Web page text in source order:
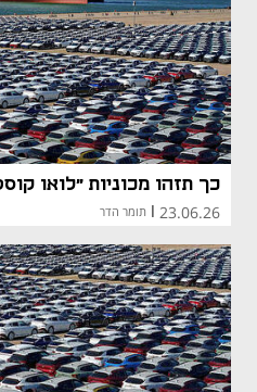
כך תזהו מכוניות "לואו
23.06.26 תומר הדר